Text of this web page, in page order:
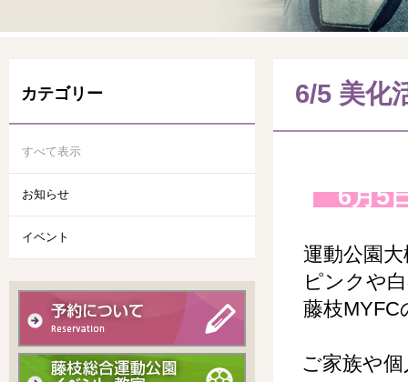
6/5 美化
6月5日
運動公園
ピンクや
藤枝
ご家族や
カテゴリー
すべて表示
お知らせ
イベント